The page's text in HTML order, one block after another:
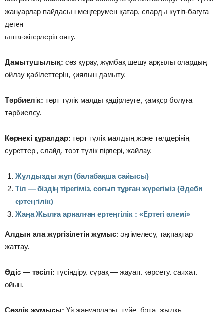
жануарлар пайдасын меңгерумен қатар, оларды күтіп-бағуға
деген
ынта-жігерлерін ояту.
Дамытушылық: сөз құрау, жұмбақ шешу арқылы олардың
ойлау қабілеттерін, қиялын дамыту.
Тәрбиелік: төрт түлік малды қадірлеуге, қамқор болуға
тәрбиелеу.
Көрнекі құралдар: төрт түлік малдың және төлдерінің
суреттері, слайд, төрт түлік пірлері, жайлау.
Жұлдызды жұп (балабақша сайысы)
Тіл — біздің тірегіміз, соғып тұрған жүрегіміз (Әдеби
ертеңгілік)
Жаңа Жылға арналған ертеңгілік : «Ертегі әлемі»
Алдын ала жүргізілетін жұмыс: әңгімелесу, тақпақтар
жаттау.
Әдіс — тәсілі: түсіндіру, сұрақ — жауап, көрсету, саяхат,
ойын.
Сөздік жұмысы: Үй жануарлары, түйе, бота, жылқы.